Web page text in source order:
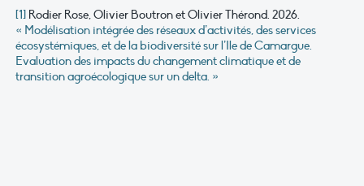
[1] Rodier Rose, Olivier Boutron et Olivier Thérond. 2026.
« Modélisation intégrée des réseaux d’activités, des services
écosystémiques, et de la biodiversité sur l’Ile de Camargue.
Evaluation des impacts du changement climatique et de
transition agroécologique sur un delta. »